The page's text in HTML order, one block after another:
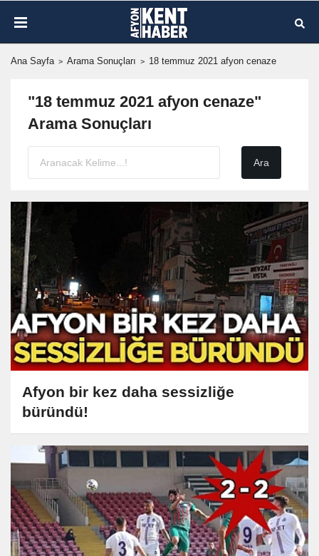
Ana Sayfa Arama Sonuçları 18 temmuz 2021 afyon cenaze
"18 temmuz 2021 afyon cenaze"
Arama Sonuçları
Afyon bir kez daha sessizliğe
büründü!